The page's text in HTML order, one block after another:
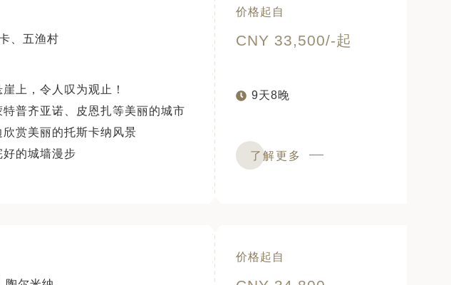
、五渔村
上，令人叹为观止！
普齐亚诺、皮恩扎等美丽的城市
赏美丽的托斯卡纳风景
的城墙漫步
价格起自
CNY 33,500/-起
9天8晚
了解更多
价格起自